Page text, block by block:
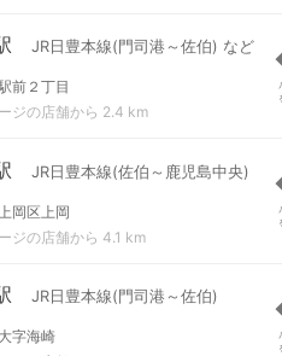
JR日豊本線(門司港～佐伯) など
前２丁目
ジの店舗から 2.4 km
JR日豊本線(佐伯～鹿児島中央)
岡区上岡
ジの店舗から 4.1 km
JR日豊本線(門司港～佐伯)
字海崎